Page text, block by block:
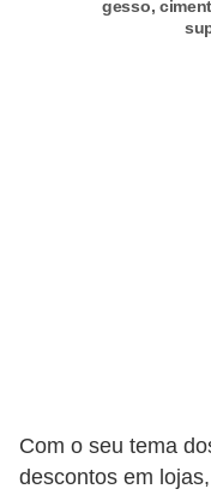
gesso,
Com o seu tema
descontos em
e
d